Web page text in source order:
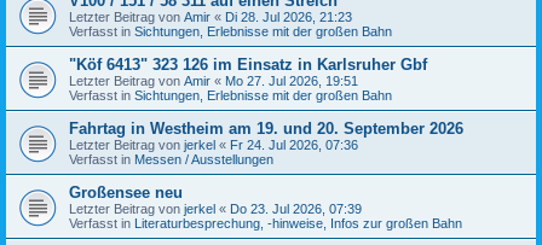
Letzter Beitrag von Amir « Di 28. Jul 2026, 21:23
Verfasst in Sichtungen, Erlebnisse mit der großen Bahn
"Köf 6413" 323 126 im Einsatz in Karlsruher Gbf
Letzter Beitrag von Amir « Mo 27. Jul 2026, 19:51
Verfasst in Sichtungen, Erlebnisse mit der großen Bahn
Fahrtag in Westheim am 19. und 20. September 2026
Letzter Beitrag von jerkel « Fr 24. Jul 2026, 07:36
Verfasst in Messen / Ausstellungen
Großensee neu
Letzter Beitrag von jerkel « Do 23. Jul 2026, 07:39
Verfasst in Literaturbesprechung, -hinweise, Infos zur großen Bahn